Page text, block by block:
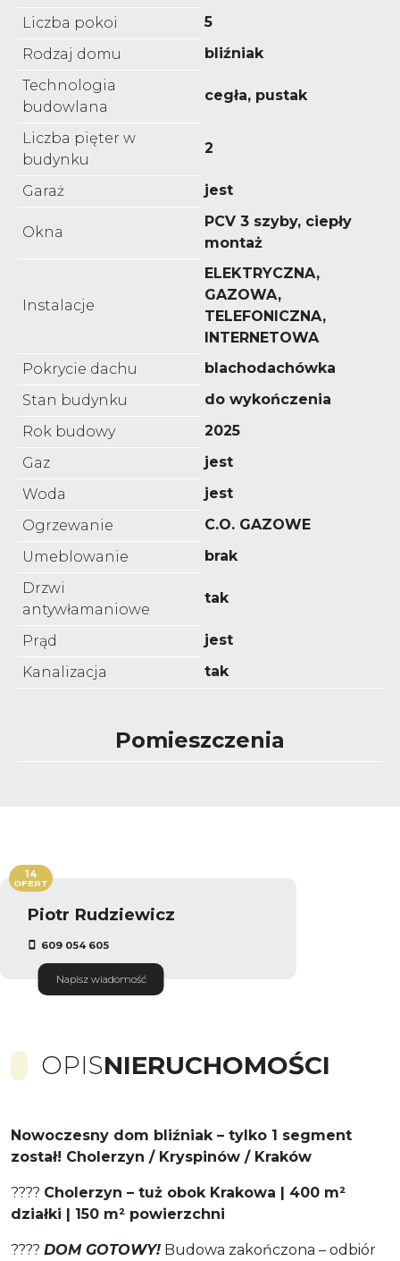
Liczba pokoi
5
Rodzaj domu
bliźniak
Technologia
budowlana
cegła, pustak
Liczba pięter w
budynku
2
Garaż jest
Okna
PCV 3 szyby, ciepły
montaż
Instalacje
ELEKTRYCZNA,
GAZOWA,
TELEFONICZNA,
INTERNETOWA
Pokrycie dachu
blachodachówka
Stan budynku
do wykończenia
Rok budowy
2025
Gaz
jest
Woda
jest
Ogrzewanie
C.O. GAZOWE
Umeblowanie
brak
Drzwi
antywłamaniowe
tak
Prąd
jest
Kanalizacja
tak
Pomieszczenia
Piotr Rudziewicz
609 054 605
Napisz wiadomość
14
OFERT
OPISNIERUCHOMOŚCI
Nowoczesny dom bliźniak – tylko 1 segment
został! Cholerzyn / Kryspinów / Kraków
???? Cholerzyn – tuż obok Krakowa | 400 m²
działki | 150 m² powierzchni
???? DOM GOTOWY! Budowa zakończona – odbiór